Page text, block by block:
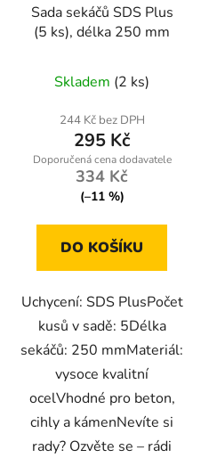
Sada sekáčů SDS Plus
(5 ks), délka 250 mm
Skladem (2 ks)
244 Kč bez DPH
295 Kč
334 Kč
(–11 %)
DO KOŠÍKU
Uchycení: SDS PlusPočet
kusů v sadě: 5Délka
sekáčů: 250 mmMateriál:
vysoce kvalitní
ocelVhodné pro beton,
cihly a kámenNevíte si
rady? Ozvěte se – rádi